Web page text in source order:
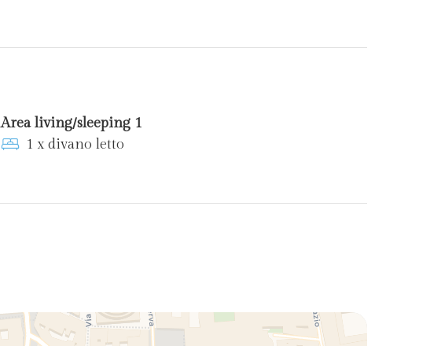
Area living/sleeping 1
1 x divano letto